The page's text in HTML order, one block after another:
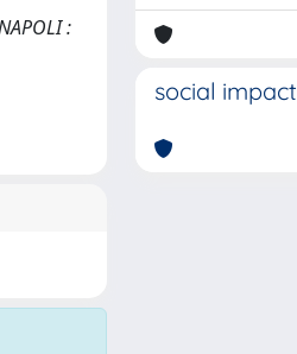
:
social impact